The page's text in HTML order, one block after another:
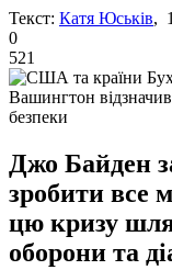
Текст: Катя Юськів,
0
521
Вашингтон
безпеки
Джо Байден
зробити все
цю кризу
оборони та